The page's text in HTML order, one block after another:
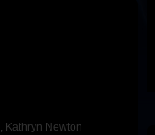
, Kathryn Newton